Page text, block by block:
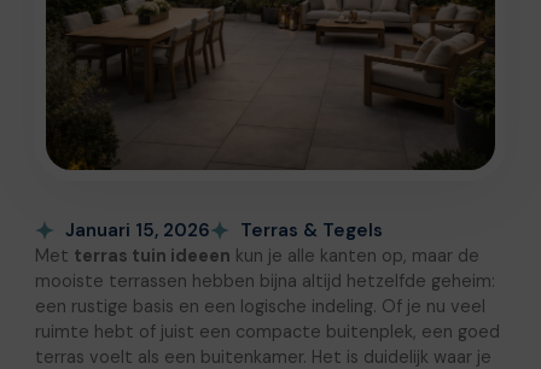
Januari 15, 2026 Terras & Tegels
Met terras tuin ideeen kun je alle kanten op, maar de
mooiste terrassen hebben bijna altijd hetzelfde geheim:
een rustige basis en een logische indeling. Of je nu veel
ruimte hebt of juist een compacte buitenplek, een goed
terras voelt als een buitenkamer. Het is duidelijk waar je